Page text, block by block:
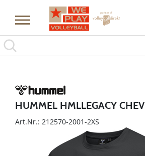
HUMMEL HMLLEGACY
Art.Nr.: 212570-2001-2XS